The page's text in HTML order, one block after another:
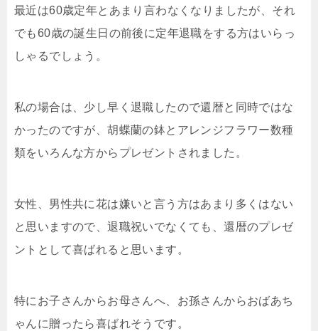
最近は60歳定年とあまり言わなくなりましたが、それ
でも60歳の誕生日の前後に定年退職をする方はいらっ
しゃるでしょう。
私の場合は、少し早く退職したので還暦と同時ではな
かったのですが、胡蝶蘭の鉢とアレンジフラワー数種
類をいろんな方からプレゼントされました。
女性、男性共に花は嫌いと言う方はあまり多くはない
と思いますので、退職祝いでなくても、還暦のプレゼ
ントとして喜ばれると思います。
特にお子さんからお母さんへ、お孫さんからおばあち
ゃんに贈ったら喜ばれそうです。